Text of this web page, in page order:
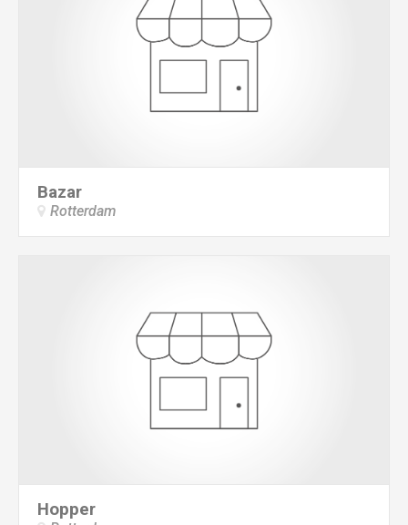
Bazar
Rotterdam
Hopper